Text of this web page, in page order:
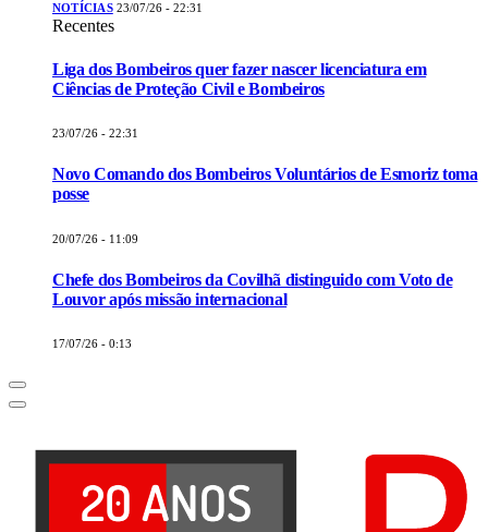
NOTÍCIAS 23/07/26 - 22:31
Recentes
Liga dos Bombeiros quer fazer nascer licenciatura em
Ciências de Proteção Civil e Bombeiros
23/07/26 - 22:31
Novo Comando dos Bombeiros Voluntários de Esmoriz toma
posse
20/07/26 - 11:09
Chefe dos Bombeiros da Covilhã distinguido com Voto de
Louvor após missão internacional
17/07/26 - 0:13